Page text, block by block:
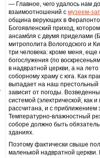
— Главное, чего удалось нам
взаимоотношений с музеем-
община верующих в
Богоявленский приход,
ансамбля с двумя приделами
митрополита Вологодского и
три человека: кроме меня,
богослужения (по
в надвратной церкви, а на
соборному храму с юга. Как
выпадает на наш престольный
зависит от погоды.
системой (электрической, как
рассчитана, и с приближением
Температурно-влажностный
соборе должно быть
зданиях.
Поэтому фактически свыше
маленькой надвратной